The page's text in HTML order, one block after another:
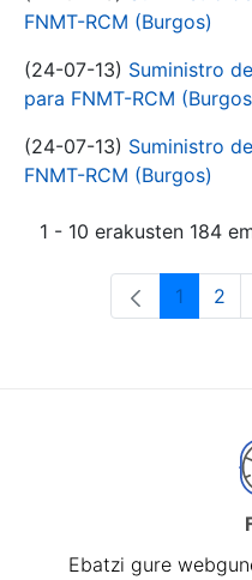
FNMT-RCM (Burgos)
(24-07-13) Suministro
para FNMT-RCM
(24-07-13) Suministro
FNMT-RCM (Burgos)
1 - 10 erakusten 184
1 2
Ebatzi gure